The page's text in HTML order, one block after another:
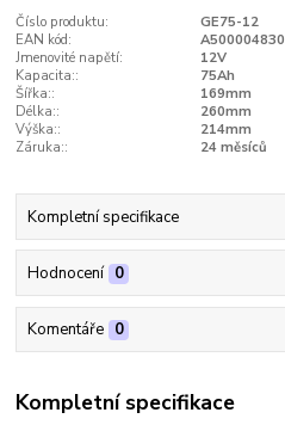
Číslo produktu:
GE75-12
EAN kód:
A500004830
Jmenovité napětí:
12V
Kapacita::
75Ah
Šířka::
169mm
Délka::
260mm
Výška::
214mm
Záruka::
24 měsíců
Kompletní specifikace
Hodnocení 0
Komentáře 0
Kompletní specifikace